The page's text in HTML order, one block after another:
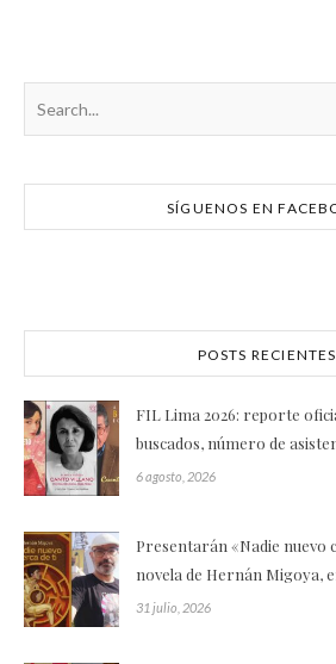
SÍGUENOS EN
POSTS RECIENTES
FIL Lima 2026: reporte
buscados, número de
6 agosto, 2026
Presentarán «Nadie nuevo
novela de Hernán Migoya,
31 julio, 2026